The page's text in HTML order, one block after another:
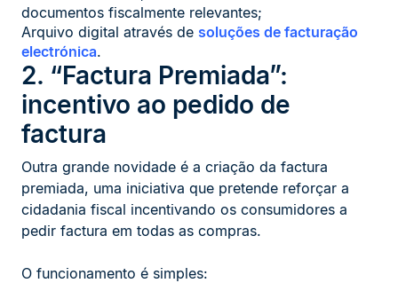
documentos fiscalmente relevantes;
Arquivo digital através de soluções de facturação
electrónica.
2. “Factura Premiada”:
incentivo ao pedido de
factura
Outra grande novidade é a criação da factura
premiada, uma iniciativa que pretende reforçar a
cidadania fiscal incentivando os consumidores a
pedir factura em todas as compras.
O funcionamento é simples: